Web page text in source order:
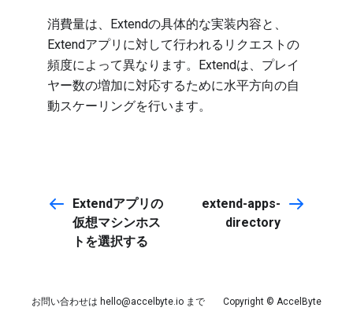
消費量は、Extendの具体的な実装内容と、
Extendアプリに対して行われるリクエストの
頻度によって異なります。Extendは、プレイ
ヤー数の増加に対応するために水平方向の自
動スケーリングを行います。
Extendアプリの
仮想マシンホス
トを選択する
extend-apps-
directory
お問い合わせは hello@accelbyte.io まで Copyright © AccelByte